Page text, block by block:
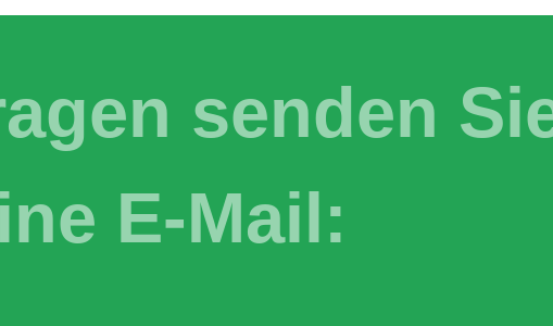
senden
E-Mail: